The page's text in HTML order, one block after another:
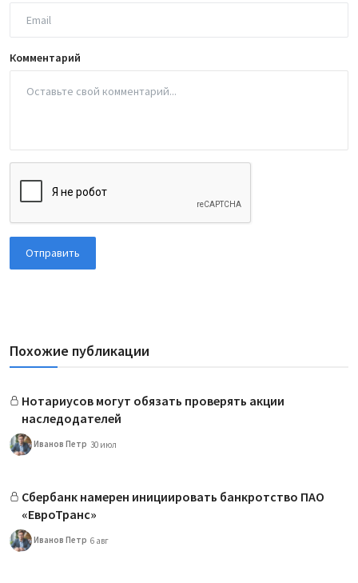
Комментарий
Отправить
Похожие публикации
Нотариусов могут обязать проверять акции
наследодателей
Иванов Петр 30 июл
Сбербанк намерен инициировать банкротство ПАО
«ЕвроТранс»
Иванов Петр 6 авг